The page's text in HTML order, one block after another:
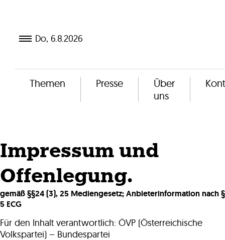
ON
Do, 6.8.2026
Themen Presse
Über
uns
Impressum und
Offenlegung.
gemäß §§24 (3), 25 Mediengesetz; Anbieterinformation nach §
5 ECG
Für den Inhalt verantwortlich: ÖVP (Österreichische
Volkspartei) – Bundespartei